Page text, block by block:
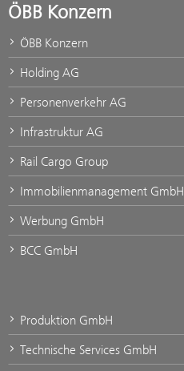
ÖBB Konzern
ÖBB Konzern
Holding AG
Personenverkehr AG
Infrastruktur AG
Rail Cargo Group
Immobilienmanagement GmbH
Werbung GmbH
BCC GmbH
Produktion GmbH
Technische Services GmbH